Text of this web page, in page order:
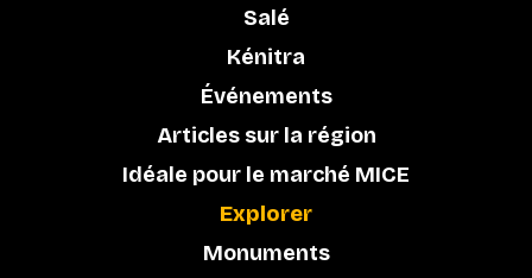
Salé
Kénitra
Événements
Articles sur la région
Idéale pour le marché MICE
Explorer
Monuments